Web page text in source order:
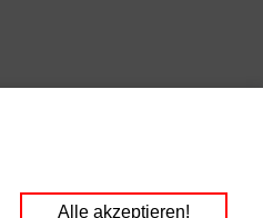
Alle akzeptieren!